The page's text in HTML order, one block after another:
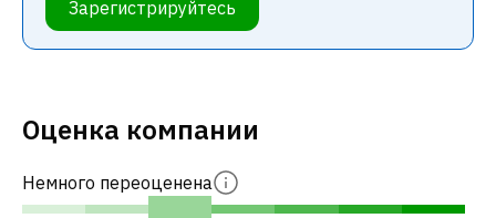
Зарегистрируйтесь
Оценка компании
Немного переоценена